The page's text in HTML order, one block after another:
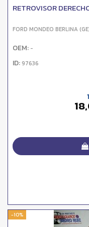
RETROVISOR
FORD MONDEO BERLINA
OEM: -
ID: 97636
-10%